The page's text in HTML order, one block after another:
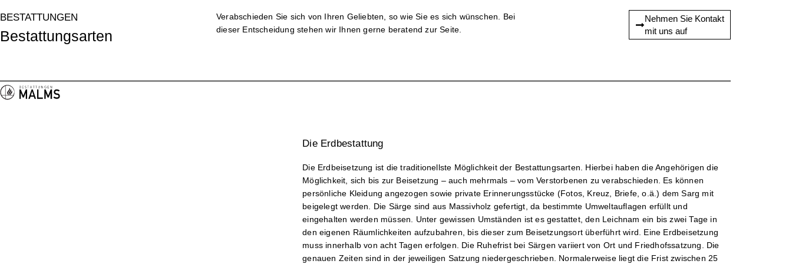
BESTATTUNGEN
Bestattungsarten
Verabschieden Sie sich von Ihren Geliebten, so wie Sie es sich wünschen. Bei
dieser Entscheidung stehen wir Ihnen gerne beratend zur Seite.
Nehmen Sie Kontakt
mit uns auf
Die Erd­bestattung
Die Erdbeisetzung ist die traditionellste Möglichkeit der Bestattungsarten. Hierbei haben die Angehörigen die
Möglichkeit, sich bis zur Beisetzung – auch mehrmals – vom Verstorbenen zu verabschieden. Es können
persönliche Kleidung angezogen sowie private Erinnerungsstücke (Fotos, Kreuz, Briefe, o.ä.) dem Sarg mit
beigelegt werden. Die Särge sind aus Massivholz gefertigt, da bestimmte Umweltauflagen erfüllt und
eingehalten werden müssen. Unter gewissen Umständen ist es gestattet, den Leichnam ein bis zwei Tage in
den eigenen Räumlichkeiten aufzubahren, bis dieser zum Beisetzungsort überführt wird. Eine Erdbeisetzung
muss innerhalb von acht Tagen erfolgen. Die Ruhefrist bei Särgen variiert von Ort und Friedhofssatzung. Die
genauen Zeiten sind in der jeweiligen Satzung niedergeschrieben. Normalerweise liegt die Frist zwischen 25